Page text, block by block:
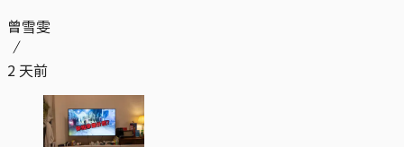
曾雪雯
2 天前